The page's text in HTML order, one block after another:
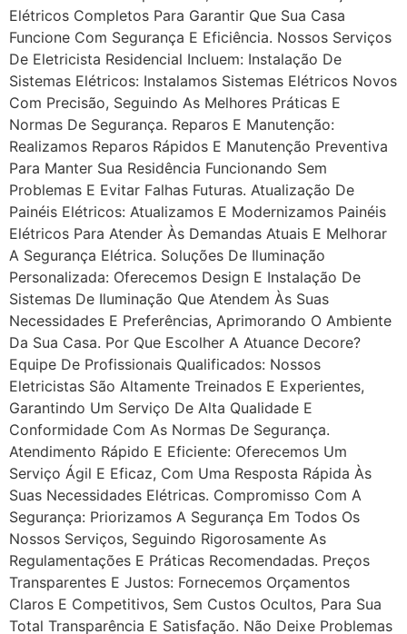
Elétricos Completos Para Garantir Que Sua Casa
Funcione Com Segurança E Eficiência. Nossos Serviços
De Eletricista Residencial Incluem: Instalação De
Sistemas Elétricos: Instalamos Sistemas Elétricos Novos
Com Precisão, Seguindo As Melhores Práticas E
Normas De Segurança. Reparos E Manutenção:
Realizamos Reparos Rápidos E Manutenção Preventiva
Para Manter Sua Residência Funcionando Sem
Problemas E Evitar Falhas Futuras. Atualização De
Painéis Elétricos: Atualizamos E Modernizamos Painéis
Elétricos Para Atender Às Demandas Atuais E Melhorar
A Segurança Elétrica. Soluções De Iluminação
Personalizada: Oferecemos Design E Instalação De
Sistemas De Iluminação Que Atendem Às Suas
Necessidades E Preferências, Aprimorando O Ambiente
Da Sua Casa. Por Que Escolher A Atuance Decore?
Equipe De Profissionais Qualificados: Nossos
Eletricistas São Altamente Treinados E Experientes,
Garantindo Um Serviço De Alta Qualidade E
Conformidade Com As Normas De Segurança.
Atendimento Rápido E Eficiente: Oferecemos Um
Serviço Ágil E Eficaz, Com Uma Resposta Rápida Às
Suas Necessidades Elétricas. Compromisso Com A
Segurança: Priorizamos A Segurança Em Todos Os
Nossos Serviços, Seguindo Rigorosamente As
Regulamentações E Práticas Recomendadas. Preços
Transparentes E Justos: Fornecemos Orçamentos
Claros E Competitivos, Sem Custos Ocultos, Para Sua
Total Transparência E Satisfação. Não Deixe Problemas